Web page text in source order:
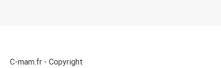
C-mam.fr - Copyright